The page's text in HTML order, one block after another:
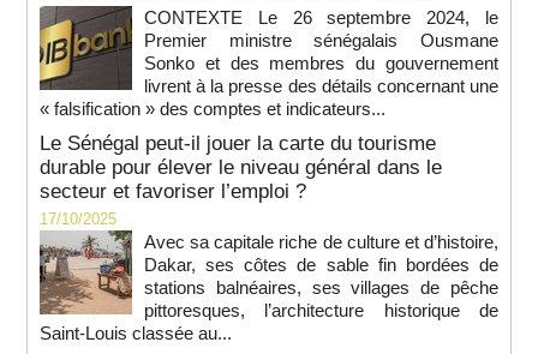
CONTEXTE Le 26 septembre 2024, le
Premier ministre sénégalais Ousmane
Sonko et des membres du gouvernement
livrent à la presse des détails concernant une
« falsification » des comptes et indicateurs...
Le Sénégal peut-il jouer la carte du tourisme
durable pour élever le niveau général dans le
secteur et favoriser l’emploi ?
17/10/2025
Avec sa capitale riche de culture et d’histoire,
Dakar, ses côtes de sable fin bordées de
stations balnéaires, ses villages de pêche
pittoresques, l’architecture historique de
Saint-Louis classée au...